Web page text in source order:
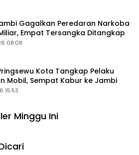
Gagalkan Peredaran Narkoba
Empat Tersangka Ditangkap
08:08
Kota Tangkap Pelaku
Mobil, Sempat Kabur ke Jambi
15:53
Minggu Ini